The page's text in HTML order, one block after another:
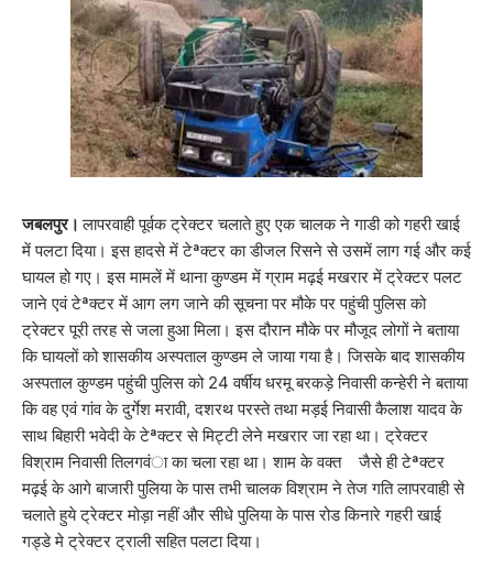
जबलपुर।लापरवाही पूर्वक ट्रेक्टर चलाते हुए एक चालक ने गाडी को गहरी खाई
में पलटा दिया। इस हादसे में टेªक्टर का डीजल रिसने से उसमें लाग गई और कई
घायल हो गए। इस मामलें में थाना कुण्डम में ग्राम मढ़ई मखरार में ट्रेक्टर पलट
जाने एवं टेªक्टर में आग लग जाने की सूचना पर मौके पर पहुंची पुलिस को
ट्रेक्टर पूरी तरह से जला हुआ मिला। इस दौरान मौके पर मौजूद लोगों ने बताया
कि घायलों को शासकीय अस्पताल कुण्डम ले जाया गया है। जिसके बाद शासकीय
अस्पताल कुण्डम पहुंची पुलिस को 24 वर्षीय धरमू बरकड़े निवासी कन्हेरी ने बताया
कि वह एवं गांव के दुर्गेश मरावी, दशरथ परस्ते तथा मड़ई निवासी कैलाश यादव के
साथ बिहारी भवेदी के टेªक्टर से मिट्टी लेने मखरार जा रहा था। ट्रेक्टर
विश्राम निवासी तिलगवंा का चला रहा था। शाम के वक्त जैसे ही टेªक्टर
मढ़ई के आगे बाजारी पुलिया के पास तभी चालक विश्राम ने तेज गति लापरवाही से
चलाते हुये ट्रेक्टर मोड़ा नहीं और सीधे पुलिया के पास रोड किनारे गहरी खाई
गड्डे मे ट्रेक्टर ट्राली सहित पलटा दिया।